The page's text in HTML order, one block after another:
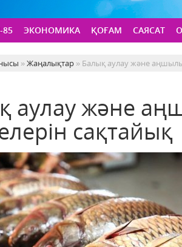
ЭКОНОМИКА ҚОҒАМ САЯСАТ
»Жаңалықтар » Балық аулау және
аулау және
сақтайық